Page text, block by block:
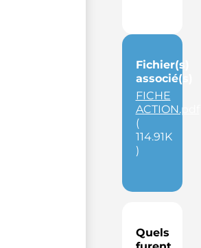
Fichier(s)
associé(s)
FICHE
ACTION.pdf
(
114.91K
)
Quels